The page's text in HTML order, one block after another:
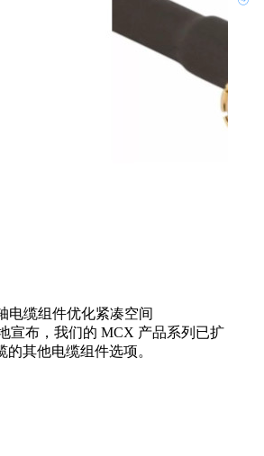
电缆组件优化紧凑空间
宣布，我们的 MCX 产品系列已扩
的其他电缆组件选项。